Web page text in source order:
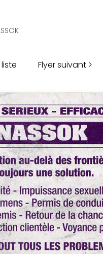
Flyer suivant >